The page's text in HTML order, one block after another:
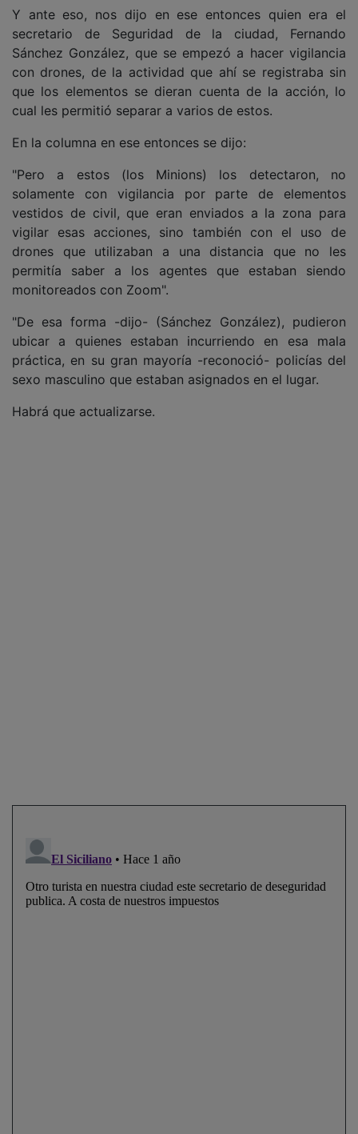
Y ante eso, nos dijo en ese entonces quien era el
secretario de Seguridad de la ciudad, Fernando
Sánchez González, que se empezó a hacer vigilancia
con drones, de la actividad que ahí se registraba sin
que los elementos se dieran cuenta de la acción, lo
cual les permitió separar a varios de estos.
En la columna en ese entonces se dijo:
"Pero a estos (los Minions) los detectaron, no
solamente con vigilancia por parte de elementos
vestidos de civil, que eran enviados a la zona para
vigilar esas acciones, sino también con el uso de
drones que utilizaban a una distancia que no les
permitía saber a los agentes que estaban siendo
monitoreados con Zoom".
"De esa forma -dijo- (Sánchez González), pudieron
ubicar a quienes estaban incurriendo en esa mala
práctica, en su gran mayoría -reconoció- policías del
sexo masculino que estaban asignados en el lugar.
Habrá que actualizarse.